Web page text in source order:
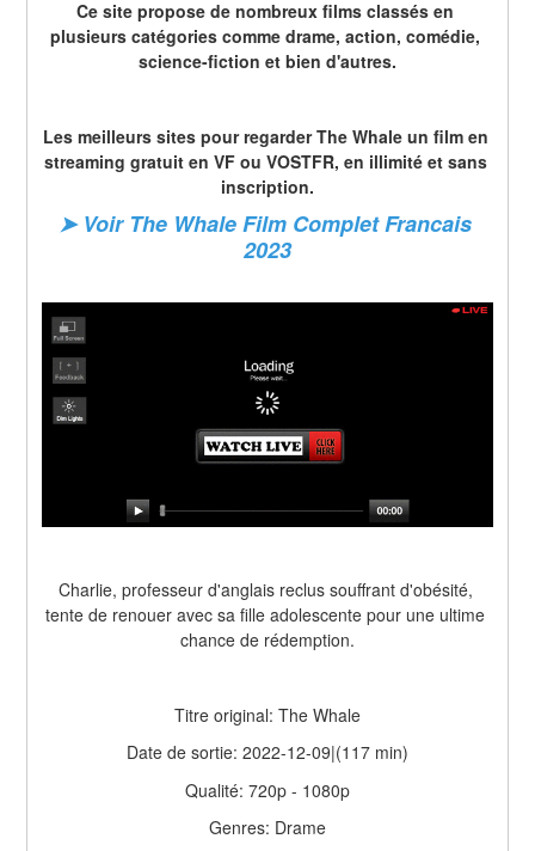
Ce site propose de nombreux films classés en
plusieurs catégories comme drame, action, comédie,
science-fiction et bien d'autres.
Les meilleurs sites pour regarder The Whale un film en
streaming gratuit en VF ou VOSTFR, en illimité et sans
inscription.
➤ Voir The Whale Film Complet Francais
2023
Charlie, professeur d'anglais reclus souffrant d'obésité,
tente de renouer avec sa fille adolescente pour une ultime
chance de rédemption.
Titre original: The Whale
Date de sortie: 2022-12-09|(117 min)
Qualité: 720p - 1080p
Genres: Drame